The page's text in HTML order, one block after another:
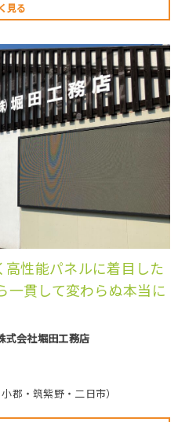
見る
性能パネルに着目した
貫して変わらぬ本当に
会社堀田工務店
郡・筑紫野・二日市）